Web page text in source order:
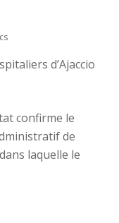
d’Ajaccio
confirme le
de
laquelle le